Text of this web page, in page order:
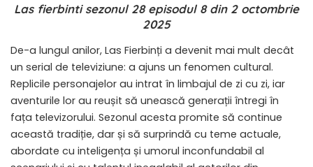
Las fierbinti sezonul 28 episodul 8 din 2 octombrie
2025
De-a lungul anilor, Las Fierbinți a devenit mai mult decât
un serial de televiziune: a ajuns un fenomen cultural.
Replicile personajelor au intrat în limbajul de zi cu zi, iar
aventurile lor au reușit să unească generații întregi în
fața televizorului. Sezonul acesta promite să continue
această tradiție, dar și să surprindă cu teme actuale,
abordate cu inteligența și umorul inconfundabil al